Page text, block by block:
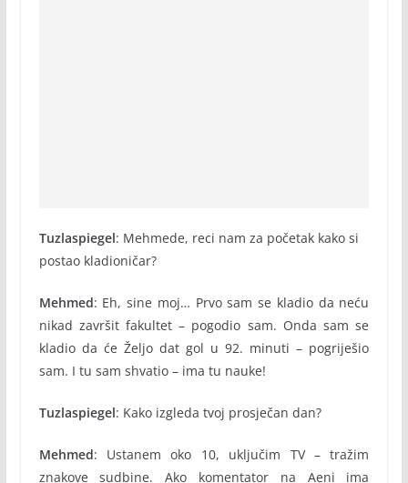
Tuzlaspiegel: Mehmede, reci nam za početak kako si
postao kladioničar?
Mehmed: Eh, sine moj… Prvo sam se kladio da neću
nikad završit fakultet – pogodio sam. Onda sam se
kladio da će Željo dat gol u 92. minuti – pogriješio
sam. I tu sam shvatio – ima tu nauke!
Tuzlaspiegel: Kako izgleda tvoj prosječan dan?
Mehmed: Ustanem oko 10, uključim TV – tražim
znakove sudbine. Ako komentator na Aeni ima